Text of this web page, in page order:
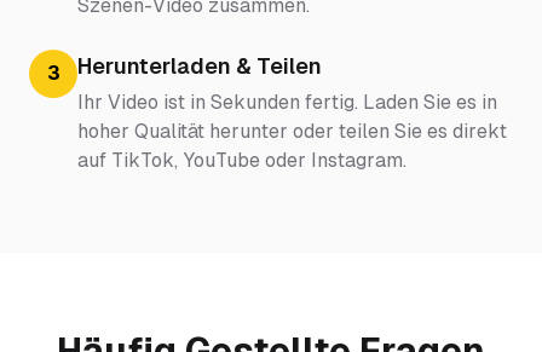
Szenen-Video zusammen.
3 Herunterladen & Teilen
Ihr Video ist in Sekunden fertig. Laden Sie es in
hoher Qualität herunter oder teilen Sie es direkt
auf TikTok, YouTube oder Instagram.